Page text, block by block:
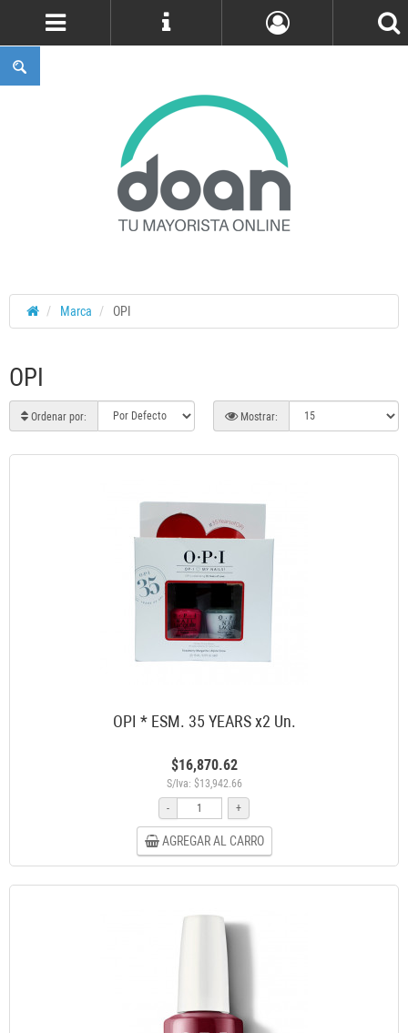
Marca OPI
OPI
Ordenar por: Mostrar:
OPI * ESM. 35 YEARS x2 Un.
$16,870.62
S/Iva: $13,942.66
-
+
AGREGAR AL CARRO